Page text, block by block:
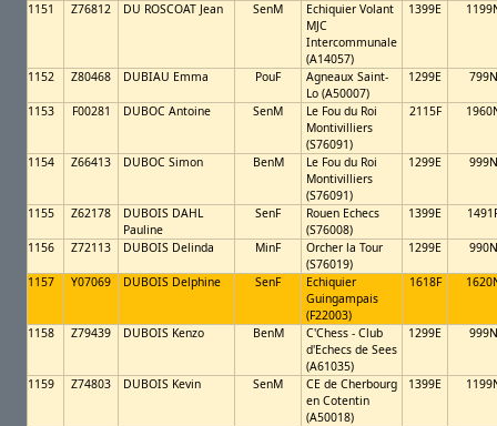
1151 Z76812 DU ROSCOAT Jean SenM
Echiquier Volant
MJC
Intercommunale
(A14057)
1399E
1152 Z80468 DUBIAU Emma PouF
Agneaux Saint-
Lo (A50007)
1299E 799N
1153 F00281 DUBOC Antoine SenM
Le Fou du Roi
Montivilliers
(S76091)
2115F
1154 Z66413 DUBOC Simon BenM
Le Fou du Roi
Montivilliers
(S76091)
1299E 999N
1155 Z62178
DUBOIS DAHL
Pauline
SenF
Rouen Echecs
(S76008)
1399E
1156 Z72113 DUBOIS Delinda MinF
Orcher la Tour
(S76019)
1299E 990N
1157 Y07069 DUBOIS Delphine SenF
Echiquier
Guingampais
(F22003)
1618F
1158 Z79439 DUBOIS Kenzo BenM
C'Chess - Club
d'Echecs de Sees
(A61035)
1299E 999N
1159 Z74803 DUBOIS Kevin SenM
CE de Cherbourg
en Cotentin
(A50018)
1399E